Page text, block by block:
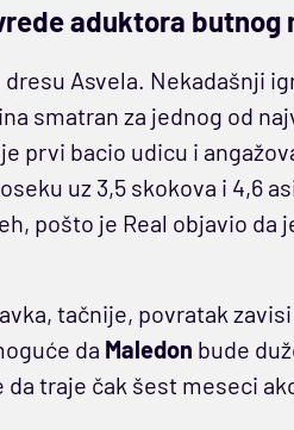
aduktora butnog
dresu Asvela. Nekadašnji
smatran za jednog od
prvi bacio udicu i
uz 3,5 skokova i 4,6
pošto je Real objavio da
tačnije, povratak
da Maledon bude
traje čak šest meseci